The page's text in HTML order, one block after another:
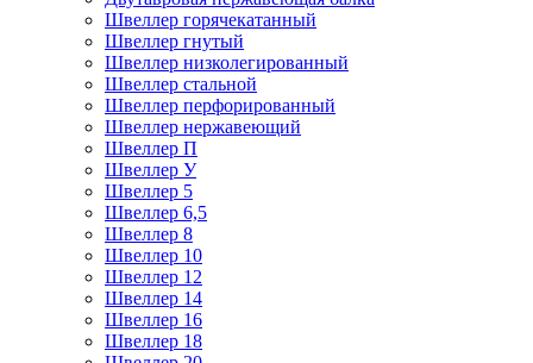
Швеллер горячекатанный
Швеллер гнутый
Швеллер низколегированный
Швеллер стальной
Швеллер перфорированный
Швеллер нержавеющий
Швеллер П
Швеллер У
Швеллер 5
Швеллер 6,5
Швеллер 8
Швеллер 10
Швеллер 12
Швеллер 14
Швеллер 16
Швеллер 18